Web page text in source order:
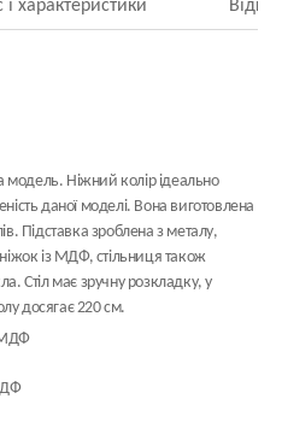
характеристики
модель. Ніжний колір ідеально
даної моделі. Вона виготовлена
Підставка зроблена з металу,
із МДФ, стільниця також
. Стіл має зручну розкладку, у
досягає 220 см.
МДФ